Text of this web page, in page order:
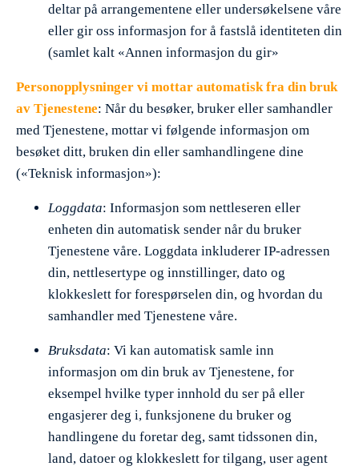
deltar på arrangementene eller undersøkelsene våre
eller gir oss informasjon for å fastslå identiteten din
(samlet kalt «Annen informasjon du gir»
Personopplysninger vi mottar automatisk fra din bruk
av Tjenestene: Når du besøker, bruker eller samhandler
med Tjenestene, mottar vi følgende informasjon om
besøket ditt, bruken din eller samhandlingene dine
(«Teknisk informasjon»):
Loggdata: Informasjon som nettleseren eller
enheten din automatisk sender når du bruker
Tjenestene våre. Loggdata inkluderer IP-adressen
din, nettlesertype og innstillinger, dato og
klokkeslett for forespørselen din, og hvordan du
samhandler med Tjenestene våre.
Bruksdata: Vi kan automatisk samle inn
informasjon om din bruk av Tjenestene, for
eksempel hvilke typer innhold du ser på eller
engasjerer deg i, funksjonene du bruker og
handlingene du foretar deg, samt tidssonen din,
land, datoer og klokkeslett for tilgang, user agent